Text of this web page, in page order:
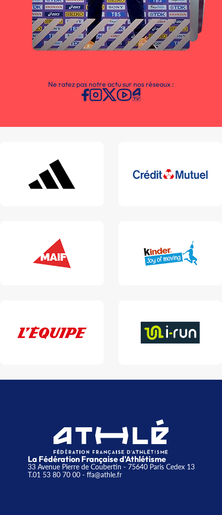
Ne ratez pas notre actu sur nos réseaux :
La Fédération Française d'Athlétisme
33 Avenue Pierre de Coubertin - 75640 Paris Cedex 13
T.01 53 80 70 00- ffa@athle.fr